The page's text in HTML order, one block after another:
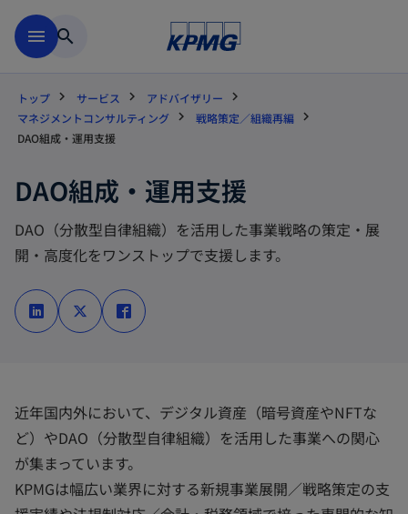
menu search
トップ サービス
アドバイザリー
マネジメントコンサルティング
戦略策定／組織再編
DAO組成・運用支援
DAO組成・運用支援
DAO（分散型自律組織）を活用した事業戦略の策定・展
開・高度化をワンストップで支援します。
新
し
い
タ
新
し
い
タ
し
い
近年国内外において、デジタル資産（暗号資産やNFTな
ど）やDAO（分散型自律組織）を活用した事業への関心
が集まっています。
KPMGは幅広い業界に対する新規事業展開／戦略策定の支